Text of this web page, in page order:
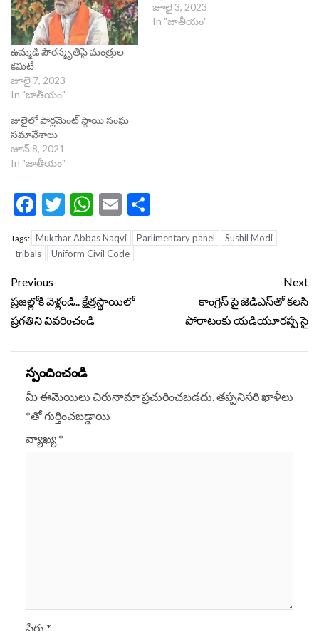
ఉమ్మడి పౌరస్మృతిపై మంత్రుల
కమిటీ
జూలై 7, 2023
In "జాతీయం"
జూలై 3, 2023
In "జాతీయం"
జులైలో పార్లమెంట్ స్థాయి సంఘ
సమావేశాలు
జూన్ 8, 2021
In "జాతీయం"
Facebook
Twitter
WhatsApp
Email
Tags: Mukthar Abbas Naqvi Parlimentary panel
Sushil Modi
tribals
Uniform Civil Code
Continue
Reading
Previous
ప్రజల్లోకి వెళ్లండి.. క్షేత్రస్థాయిలో
ప్రగతిని వివరించండి
Next
కాంగ్రెస్ పై జెడిఎస్‌తో కలసి
పోరాటంకు యడియూరప్ప సై
స్పందించండి
మీ ఈమెయిలు చిరునామా ప్రచురించబడదు. తప్పనిసరి ఖాళీలు
*‌తో గుర్తించబడ్డాయి
వ్యాఖ్య*
పేరు *